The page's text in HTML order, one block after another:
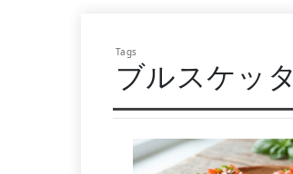
ブルスケッタ